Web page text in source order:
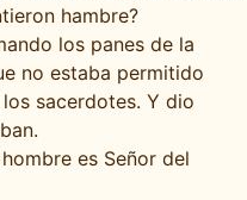
hambre?
los panes de la
no estaba permitido
sacerdotes. Y dio
es Señor del